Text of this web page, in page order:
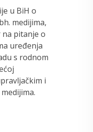
u BiH o
medijima,
pitanje o
uređenja
s rodnom
i